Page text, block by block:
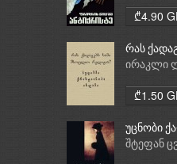
₾4.90
რას
რელიგია:
ირაკლი
₾1.50
უცნობი
შტეფან